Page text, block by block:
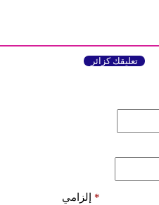
تعليقك كزائر
إلزامي *